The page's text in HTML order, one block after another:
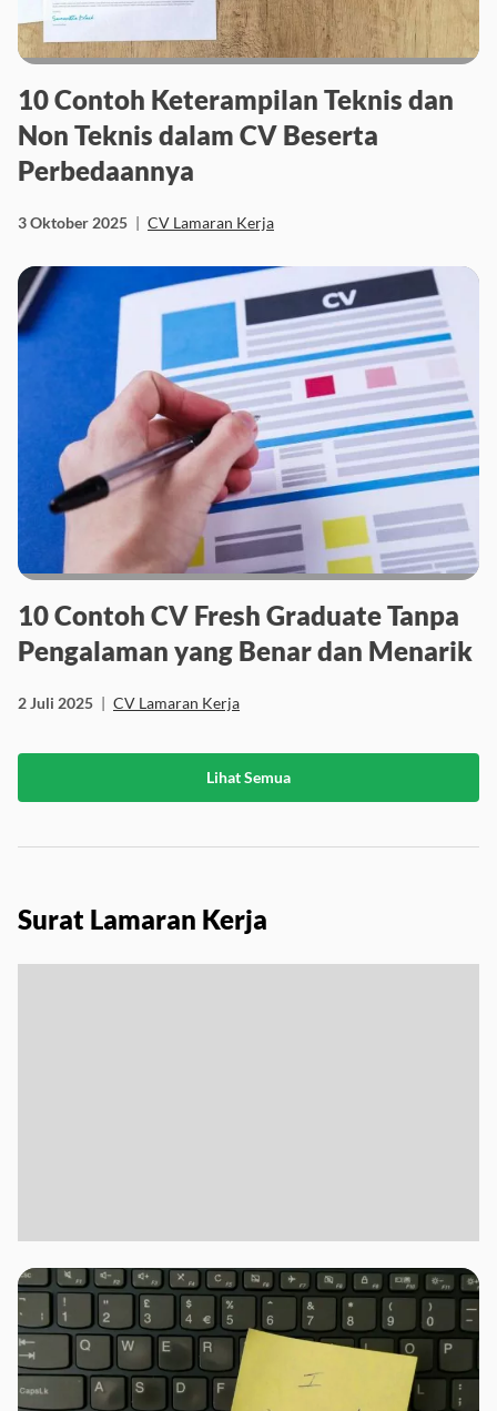
10 Contoh Keterampilan Teknis dan
Non Teknis dalam CV Beserta
Perbedaannya
3 Oktober 2025 | CV Lamaran Kerja
10 Contoh CV Fresh Graduate Tanpa
Pengalaman yang Benar dan Menarik
2 Juli 2025 | CV Lamaran Kerja
Lihat Semua
Surat Lamaran Kerja